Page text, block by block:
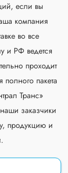
если вы
компания
во все
и РФ ведется
проходит
полного пакета
Транс»
наши заказчики
продукцию и